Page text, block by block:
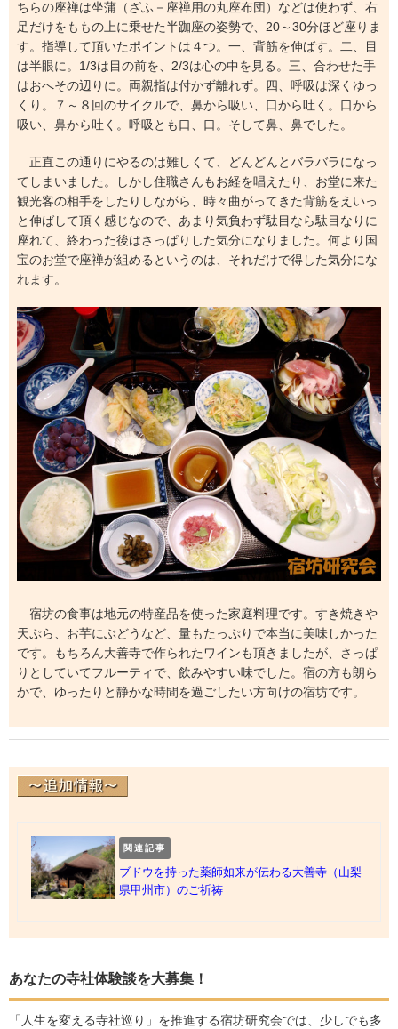
ちらの座禅は坐蒲（ざふ－座禅用の丸座布団）などは使わず、右
足だけをももの上に乗せた半跏座の姿勢で、20～30分ほど座りま
す。指導して頂いたポイントは４つ。一、背筋を伸ばす。二、目
は半眼に。1/3は目の前を、2/3は心の中を見る。三、合わせた手
はおへその辺りに。両親指は付かず離れず。四、呼吸は深くゆっ
くり。７～８回のサイクルで、鼻から吸い、口から吐く。口から
吸い、鼻から吐く。呼吸とも口、口。そして鼻、鼻でした。
正直この通りにやるのは難しくて、どんどんとバラバラになっ
てしまいました。しかし住職さんもお経を唱えたり、お堂に来た
観光客の相手をしたりしながら、時々曲がってきた背筋をえいっ
と伸ばして頂く感じなので、あまり気負わず駄目なら駄目なりに
座れて、終わった後はさっぱりした気分になりました。何より国
宝のお堂で座禅が組めるというのは、それだけで得した気分にな
れます。
宿坊の食事は地元の特産品を使った家庭料理です。すき焼きや
天ぷら、お芋にぶどうなど、量もたっぷりで本当に美味しかった
です。もちろん大善寺で作られたワインも頂きましたが、さっぱ
りとしていてフルーティで、飲みやすい味でした。宿の方も朗ら
かで、ゆったりと静かな時間を過ごしたい方向けの宿坊です。
関連記事
ブドウを持った薬師如来が伝わる大善寺（山梨
県甲州市）のご祈祷
あなたの寺社体験談を大募集！
「人生を変える寺社巡り」を推進する宿坊研究会では、少しでも多